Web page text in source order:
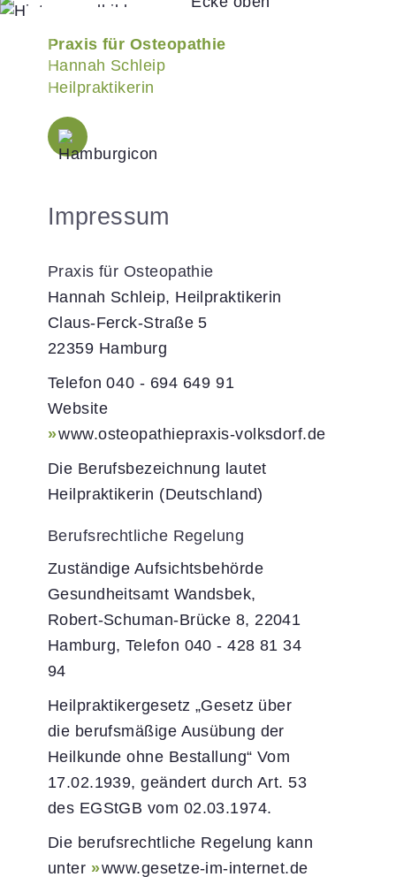
Praxis für Osteopathie
Hannah Schleip
Heilpraktikerin
Impressum
Praxis für Osteopathie
Hannah Schleip, Heilpraktikerin
Claus-Ferck-Straße 5
22359 Hamburg
Telefon040 - 694 649 91
Website
www.osteopathiepraxis-volksdorf.de
Die Berufsbezeichnung lautet
Heilpraktikerin (Deutschland)
Berufsrechtliche Regelung
Zuständige Aufsichtsbehörde
Gesundheitsamt Wandsbek,
Robert-Schuman-Brücke 8, 22041
Hamburg, Telefon 040 - 428 81 34
94
Heilpraktikergesetz „Gesetz über
die berufsmäßige Ausübung der
Heilkunde ohne Bestallung“ Vom
17.02.1939, geändert durchArt. 53
des EGStGB vom 02.03.1974.
Die berufsrechtliche Regelung kann
unter
www.gesetze-im-internet.de